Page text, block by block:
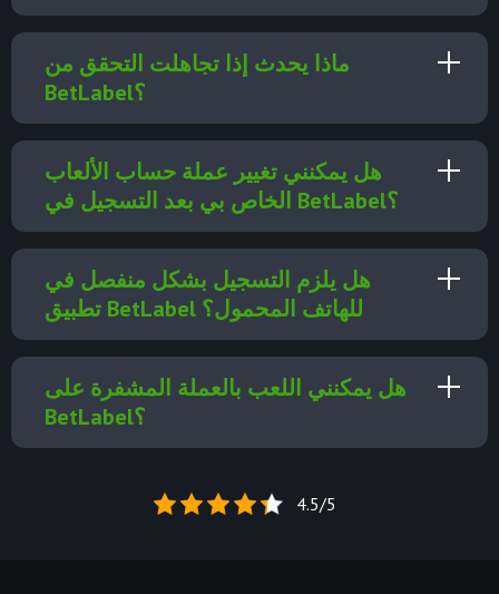
ماذا يحدث إذا تجاهلت التحقق من
BetLabel؟
هل يمكنني تغيير عملة حساب الألعاب
الخاص بي بعد التسجيل في BetLabel؟
هل يلزم التسجيل بشكل منفصل في
تطبيق BetLabel للهاتف المحمول؟
هل يمكنني اللعب بالعملة المشفرة على
BetLabel؟
4.5/5